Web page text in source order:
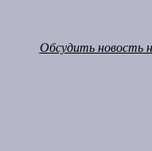
Обсудить новость